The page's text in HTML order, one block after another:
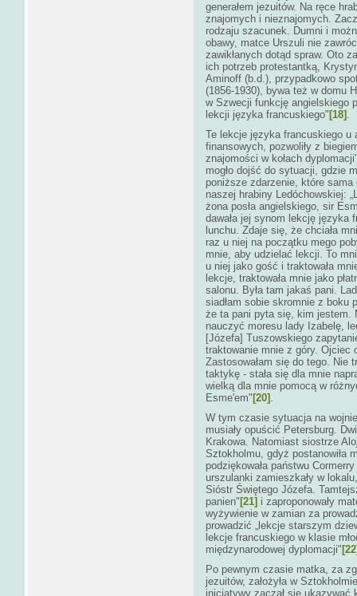
generałem jezuitów. Na ręce
znajomych i nieznajomych.
rodzaju szacunek. Dumni i
obawy, matce Urszuli nie
zawikłanych dotąd spraw. Oto
ich potrzeb protestantką,
Aminoff (b.d.), przypadkowo
(1856-1930), bywa też w domu
w Szwecji funkcję angielskiego
lekcji języka francuskiego" [18] .
Te lekcje języka francuskiego u
finansowych, pozwoliły z
znajomości w kołach
mogło dojść do sytuacji, gdzie
poniższe zdarzenie, które
naszej hrabiny Ledóchowskiej:
żona posła angielskiego, sir
dawała jej synom lekcję języka
lunchu. Zdaje się, że chciała
raz u niej na początku mego
mnie, aby udzielać lekcji. To
u niej jako gość i traktowała
lekcje, traktowała mnie jako
salonu. Była tam jakaś pani.
siadłam sobie skromnie z boku
że ta pani pyta się, kim jestem.
nauczyć moresu lady Izabelę,
[Józefa] Tuszowskiego
traktowanie mnie z góry. Ojciec
Zastosowałam się do tego. Nie
taktykę - stała się dla mnie
wielką dla mnie pomocą w
Esme'em" [20] .
W tym czasie sytuacja na
musiały opuścić Petersburg.
Krakowa. Natomiast siostrze
Sztokholmu, gdyż postanowiła
podziękowała państwu
urszulanki zamieszkały w
Sióstr Świętego Józefa.
panien" [21] i zaproponowały
wyżywienie w zamian za
prowadzić „lekcje starszym
lekcje francuskiego w klasie
międzynarodowej dyplomacji"
Po pewnym czasie matka, za
jezuitów, założyła w
inicjatywy zaczął się